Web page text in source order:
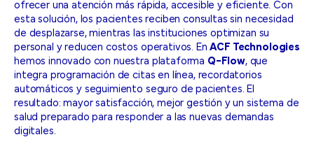
ofrecer una atención más rápida, accesible y eficiente. Con
esta solución, los pacientes reciben consultas sin necesidad
de desplazarse, mientras las instituciones optimizan su
personal y reducen costos operativos. EnACF Technologies
hemos innovado con nuestra plataforma Q-Flow, que
integra programación de citas en línea, recordatorios
automáticos y seguimiento seguro de pacientes. El
resultado: mayor satisfacción, mejor gestión y un sistema de
salud preparado para responder a las nuevas demandas
digitales.